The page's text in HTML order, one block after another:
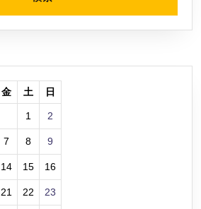
た
金 土 日
1 2
7 8 9
14 15 16
21 22 23